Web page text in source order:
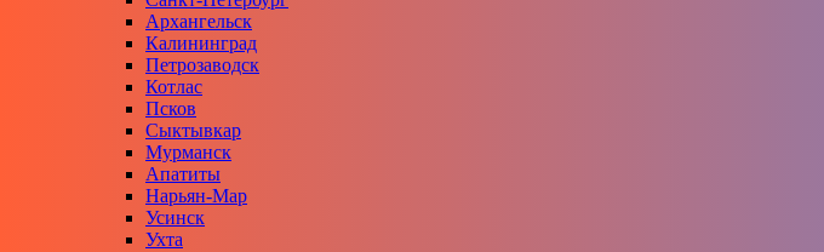
Архангельск
Калининград
Петрозаводск
Котлас
Псков
Сыктывкар
Мурманск
Апатиты
Нарьян-Мар
Усинск
Ухта